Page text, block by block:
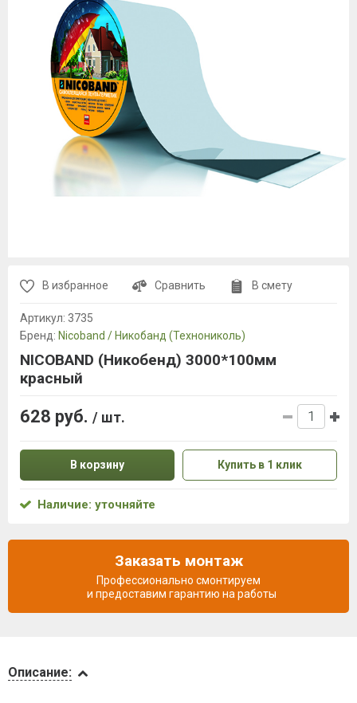
Описание:
В избранное Сравнить В смету
Артикул: 3735
Бренд: Nicoband / Никобанд (Технониколь)
NICOBAND (Никобенд) 3000*100мм
красный
628 руб. / шт.
В корзину Купить в 1 клик
Наличие: уточняйте
Заказать монтаж
Профессионально смонтируем
и предоставим гарантию на работы